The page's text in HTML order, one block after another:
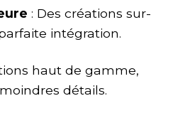
: Des créations sur-
intégration.
haut de gamme,
détails.